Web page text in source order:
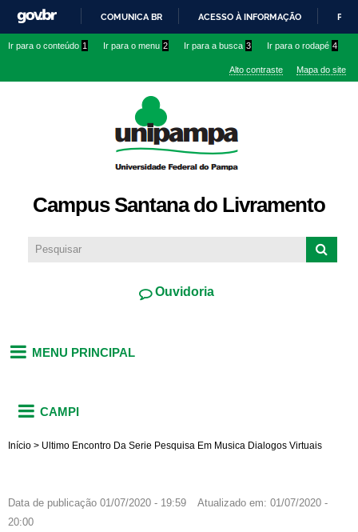
conteúdo
IR
O
COMUNICA BR ACESSO À INFORMAÇÃO
Ir para o conteúdo 1 Ir para o menu 2 Ir para a busca 3 Ir para o rodapé 4
Alto contraste Mapa do site
Campus Santana do Livramento
Ouvidoria
MENU PRINCIPAL
CAMPI
Início > Ultimo Encontro Da Serie Pesquisa Em Musica Dialogos Virtuais
Data de publicação 01/07/2020 - 19:59 Atualizado em: 01/07/2020 -
20:00